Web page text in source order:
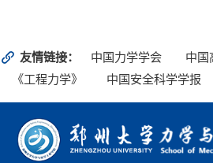
友情链接： 中国力学学会
中国
《工程力学》
中国安全科学学报